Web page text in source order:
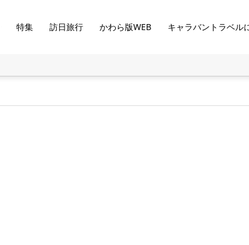
特集 訪日旅行 かわら版WEB
キャラバントラベル